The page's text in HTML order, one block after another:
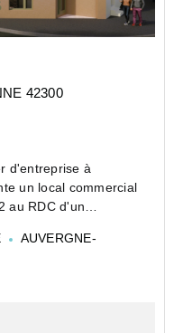
42300
d'entreprise à
un local commercial
au RDC d'un
de la ...
AUVERGNE-